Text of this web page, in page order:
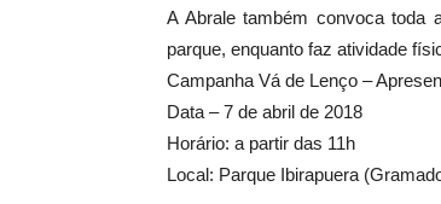
A Abrale também convoca toda
parque, enquanto faz atividade
Campanha Vá de Lenço –
Data – 7 de abril de 2018
Horário: a partir das 11h
Local: Parque Ibirapuera